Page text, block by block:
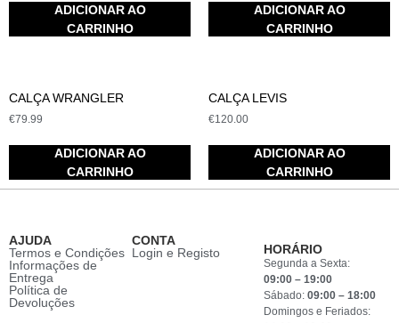
ADICIONAR AO
CARRINHO
ADICIONAR AO
CARRINHO
CALÇA WRANGLER
€79.99
ADICIONAR AO
CARRINHO
CALÇA LEVIS
€120.00
ADICIONAR AO
CARRINHO
AJUDA
Termos e Condições
Informações de
Entrega
Política de
Devoluções
CONTA
Login e Registo
HORÁRIO
Segunda a Sexta:
09:00 – 19:00
Sábado:09:00 – 18:00
Domingos e Feriados: